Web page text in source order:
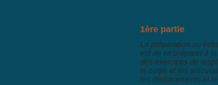
1ère partie
La préparation ou
est de se préparer à
des exercices de
le corps et les
les déplacements et